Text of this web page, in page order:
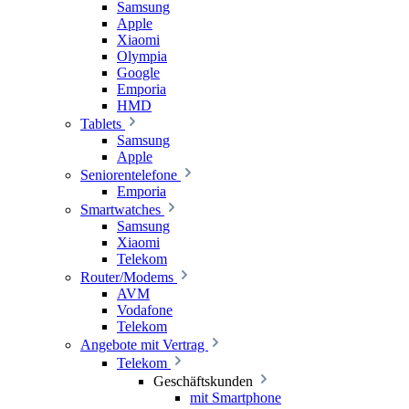
Samsung
Apple
Xiaomi
Olympia
Google
Emporia
HMD
Tablets
Samsung
Apple
Seniorentelefone
Emporia
Smartwatches
Samsung
Xiaomi
Telekom
Router/Modems
AVM
Vodafone
Telekom
Angebote mit Vertrag
Telekom
Geschäftskunden
mit Smartphone